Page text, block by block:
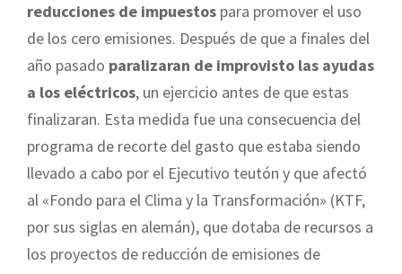
reducciones de impuestos para promover el uso
de los cero emisiones. Después de que a finales del
año pasado paralizaran de improvisto las ayudas
a los eléctricos, un ejercicio antes de que estas
finalizaran. Esta medida fue una consecuencia del
programa de recorte del gasto que estaba siendo
llevado a cabo por el Ejecutivo teutón y que afectó
al «Fondo para el Clima y la Transformación» (KTF,
por sus siglas en alemán), que dotaba de recursos a
los proyectos de reducción de emisiones de